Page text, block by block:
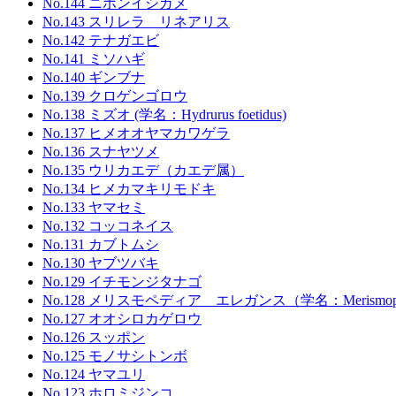
No.144 ニホンイシガメ
No.143 スリレラ リネアリス
No.142 テナガエビ
No.141 ミソハギ
No.140 ギンブナ
No.139 クロゲンゴロウ
No.138 ミズオ (学名：Hydrurus foetidus)
No.137 ヒメオオヤマカワゲラ
No.136 スナヤツメ
No.135 ウリカエデ（カエデ属）
No.134 ヒメカマキリモドキ
No.133 ヤマセミ
No.132 コッコネイス
No.131 カブトムシ
No.130 ヤブツバキ
No.129 イチモンジタナゴ
No.128 メリスモペディア エレガンス（学名：
No.127 オオシロカゲロウ
No.126 スッポン
No.125 モノサシトンボ
No.124 ヤマユリ